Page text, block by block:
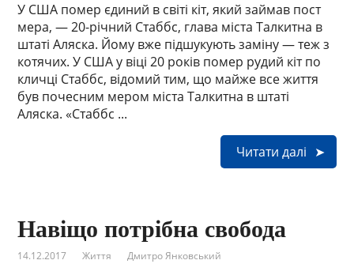
У США помер єдиний в світі кіт, який займав пост
мера, — 20-річний Стаббс, глава міста Талкитна в
штаті Аляска. Йому вже підшукують заміну — теж з
котячих. У США у віці 20 років помер рудий кіт по
кличці Стаббс, відомий тим, що майже все життя
був почесним мером міста Талкитна в штаті
Аляска. «Стаббс ...
Читати далі
Навіщо потрібна свобода
14.12.2017 Життя Дмитро Янковський